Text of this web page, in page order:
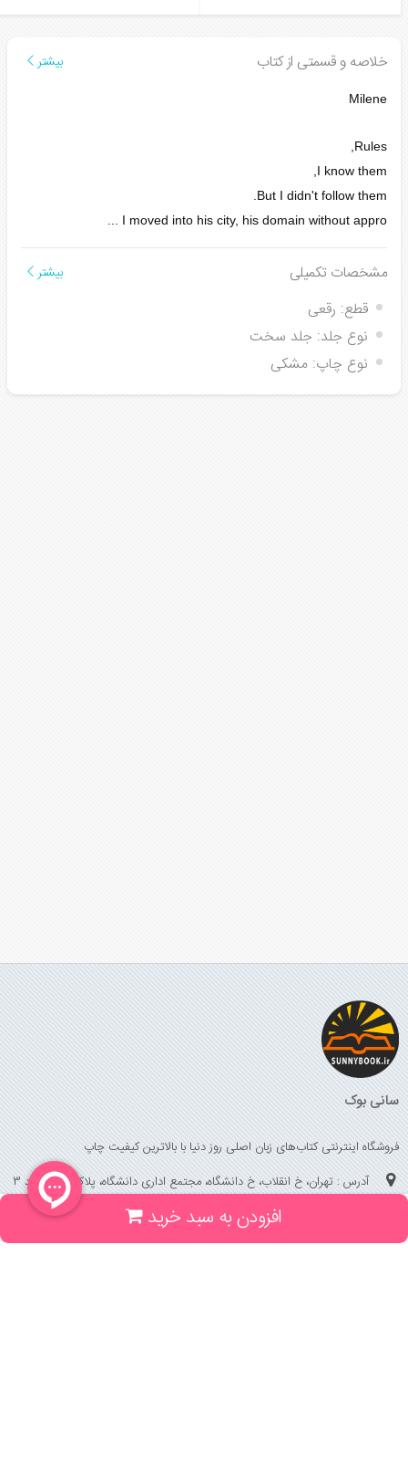
خلاصه و قسمتی از کتاب بیشتر
Milene
Rules,
I know them,
But I didn't follow them.
I moved into his city, his domain without appro
مشخصات تکمیلی بیشتر
قطع: رقعی
نوع جلد: جلد سخت
نوع چاپ: مشکی
افزودن به سبد خرید
سانی بوک
فروشگاه اینترنتی کتاب‌های زبان اصلی روز دنیا با بالاترین کیفیت چاپ
آدرس : تهران، خ انقلاب، خ دانشگاه، مجتمع اداری دانشگاه، پلاک 158 واحد 3
(جهت خرید حضوری، تلفنی ، پیگیری سفارشات سایت با شماره تلفن 02166175070
تماس حاصل فرمایید)